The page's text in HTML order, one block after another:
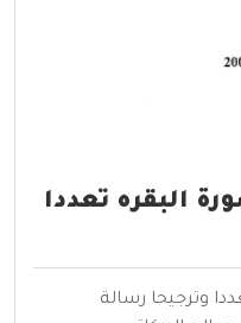
البقره تعددا
وترجيحا رسالة